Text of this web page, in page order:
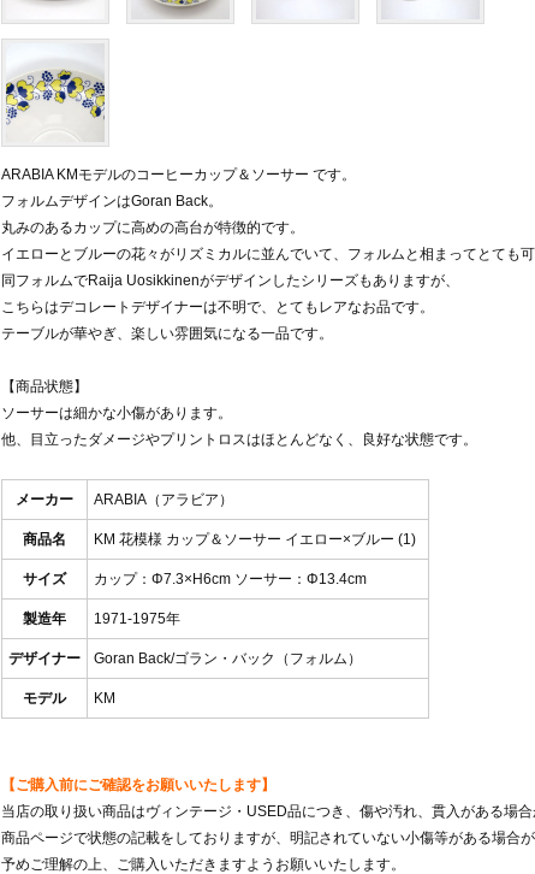
ARABIA KMモデルのコーヒーカップ＆ソーサー です。
フォルムデザインはGoran Back。
丸みのあるカップに高めの高台が特徴的です。
イエローとブルーの花々がリズミカルに並んでいて、フォルムと相まってとても可
同フォルムでRaija Uosikkinenがデザインしたシリーズもありますが、
こちらはデコレートデザイナーは不明で、とてもレアなお品です。
テーブルが華やぎ、楽しい雰囲気になる一品です。
【商品状態】
ソーサーは細かな小傷があります。
他、目立ったダメージやプリントロスはほとんどなく、良好な状態です。
メーカー ARABIA（アラビア）
商品名 KM 花模様 カップ＆ソーサー イエロー×ブルー (1)
サイズ カップ：Φ7.3×H6cm ソーサー：Φ13.4cm
製造年 1971-1975年
デザイナー Goran Back/ゴラン・バック（フォルム）
モデル KM
【ご購入前にご確認をお願いいたします】
当店の取り扱い商品はヴィンテージ・USED品につき、傷や汚れ、貫入がある場合
商品ページで状態の記載をしておりますが、明記されていない小傷等がある場合が
予めご理解の上、ご購入いただきますようお願いいたします。